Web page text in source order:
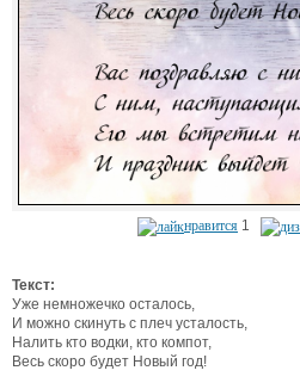
нравится 1
Текст:
Уже немножечко осталось,
И можно скинуть с плеч усталость,
Налить кто водки, кто компот,
Весь скоро будет Новый год!